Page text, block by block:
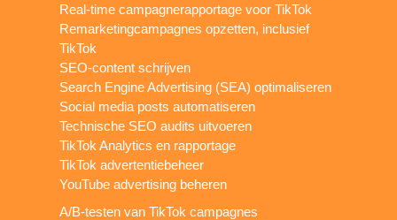
Real-time campagnerapportage voor TikTok
Remarketingcampagnes opzetten, inclusief
TikTok
SEO-content schrijven
Search Engine Advertising (SEA) optimaliseren
Social media posts automatiseren
Technische SEO audits uitvoeren
TikTok Analytics en rapportage
TikTok advertentiebeheer
YouTube advertising beheren
A/B-testen van TikTok campagnes